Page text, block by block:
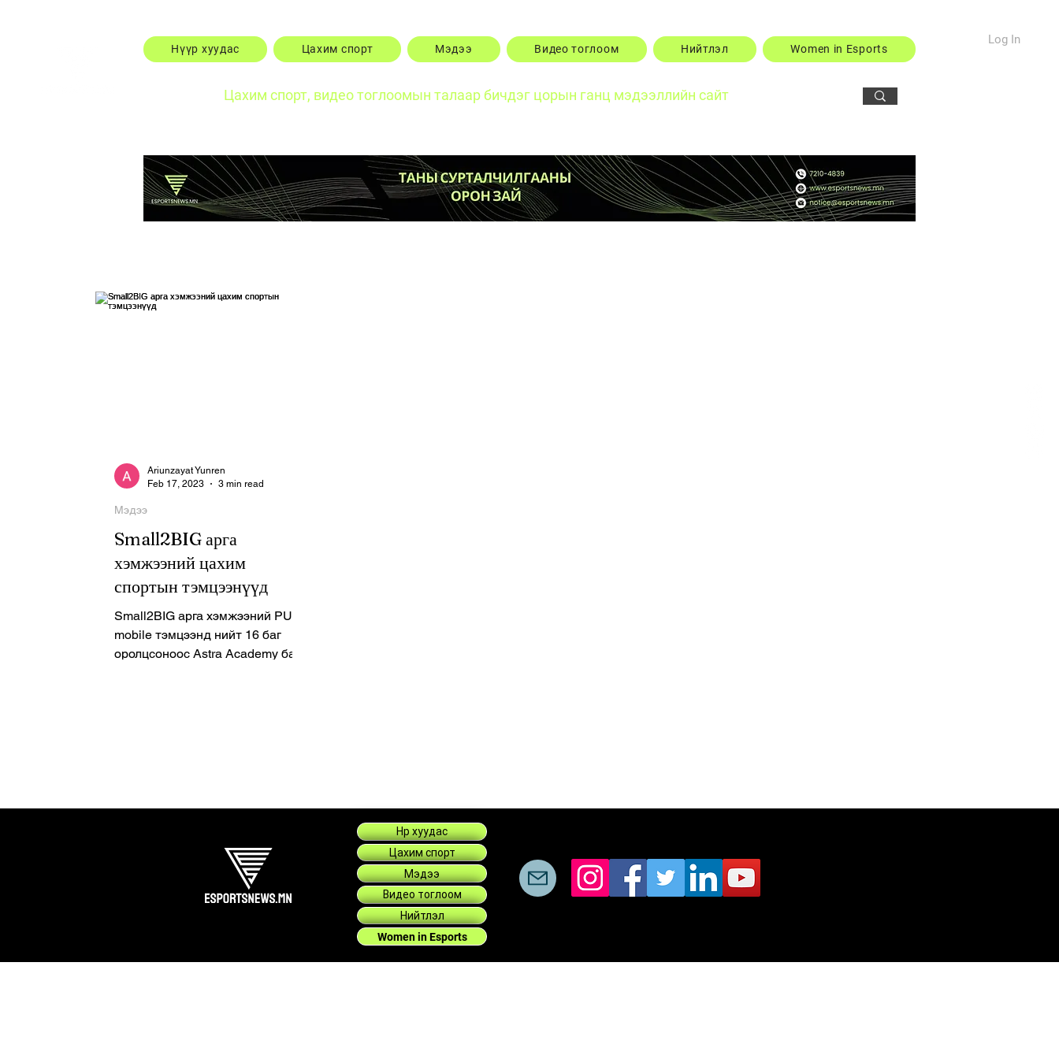
Нүүр хуудас Цахим спорт Мэдээ Видео тоглоом Нийтлэл Women in Esports
Log In
Цахим спорт, видео тоглоомын талаар бичдэг цорын ганц мэдээллийн сайт
Posts
Small2BIG арга
хэмжээний цахим
спортын тэмцээнүүд
Small2BIG арга хэмжээний PUBG
mobile тэмцээнд нийт 16 баг
оролцсоноос Astra Academy баг
Мэдээ
Ariunzayat Yunren
Feb 17, 2023
3 min read
Нүүр хуудас
Цахим спорт
Мэдээ
Видео тоглоом
Нийтлэл
Women in Esports